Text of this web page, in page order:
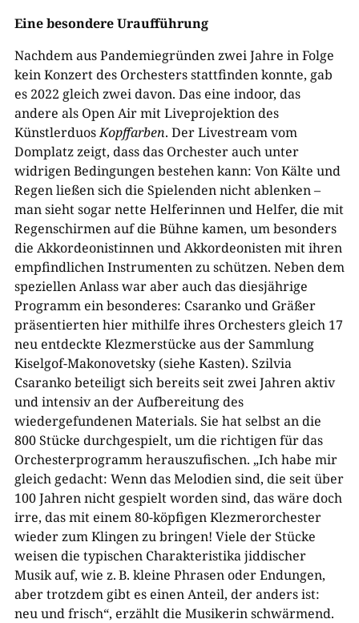
Eine besondere Uraufführung
Nachdem aus Pandemiegründen zwei Jahre in Folge
kein Konzert des Orchesters stattfinden konnte, gab
es 2022 gleich zwei davon. Das eine indoor, das
andere als Open Air mit Liveprojektion des
KünstlerduosKopffarben. Der Livestream vom
Domplatz zeigt, dass das Orchester auch unter
widrigen Bedingungen bestehen kann: Von Kälte und
Regen ließen sich die Spielenden nicht ablenken –
man sieht sogar nette Helferinnen und Helfer, die mit
Regenschirmen auf die Bühne kamen, um besonders
die Akkordeonistinnen und Akkordeonisten mit ihren
empfindlichen Instrumenten zu schützen. Neben dem
speziellen Anlass war aber auch das diesjährige
Programm ein besonderes: Csaranko und Gräßer
präsentierten hier mithilfe ihres Orchesters gleich 17
neu entdeckte Klezmerstücke aus der Sammlung
Kiselgof-​Makonovetsky (siehe Kasten). Szilvia
Csaranko beteiligt sich bereits seit zwei Jahren aktiv
und intensiv an der Aufbereitung des
wiedergefundenen Materials. Sie hat selbst an die
800 Stücke durchgespielt, um die richtigen für das
Orchesterprogramm herauszufischen. „Ich habe mir
gleich gedacht: Wenn das Melodien sind, die seit über
100 Jahren nicht gespielt worden sind, das wäre doch
irre, das mit einem 80-​köpfigen Klezmerorchester
wieder zum Klingen zu bringen! Viele der Stücke
weisen die typischen Charakteristika jiddischer
Musik auf, wie z. B. kleine Phrasen oder Endungen,
aber trotzdem gibt es einen Anteil, der anders ist:
neu und frisch“, erzählt die Musikerin schwärmend.